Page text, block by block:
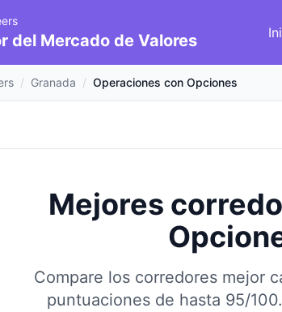
del Mercado de Valores
/ Granada / Operaciones con Opciones
Mejores
Compare los corredores mejor
puntuaciones de hasta 95/100.